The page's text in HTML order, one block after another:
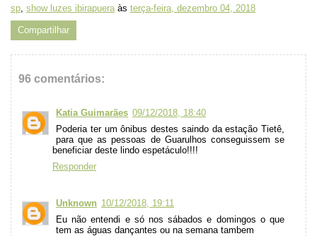
sp show luzes ibirapuera às terça-feira, dezembro 04, 2018
Compartilhar
96 comentários:
Katia Guimarães 09/12/2018, 18:40
Poderia ter um ônibus destes saindo da estação Tietê,
para que as pessoas de Guarulhos conseguissem se
beneficiar deste lindo espetáculo!!!!
Responder
Unknown 10/12/2018, 19:11
Eu não entendi e só nos sábados e domingos o que
tem as águas dançantes ou na semana tambem